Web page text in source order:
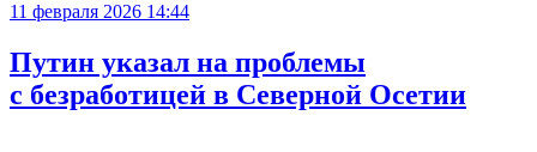
11 февраля 2026 14:44
Путин указал на проблемы
с безработицей в Северной Осетии